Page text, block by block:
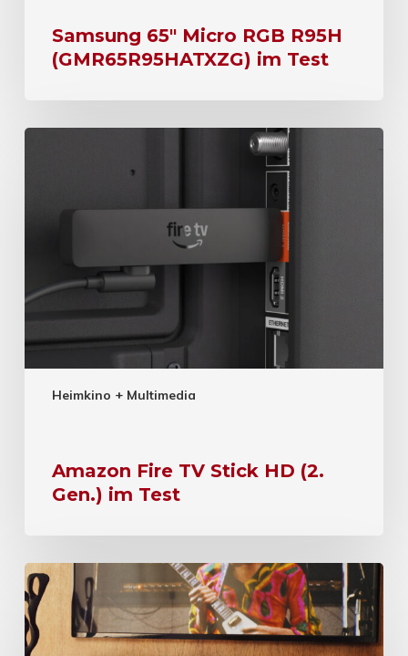
Samsung 65″ Micro RGB R95H
(GMR65R95HATXZG) im Test
Heimkino + Multimedia
Amazon Fire TV Stick HD (2.
Gen.) im Test